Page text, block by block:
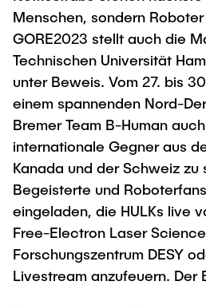
Working at TU Hamburg
Job opportunities
Faculty recruiting
Information for new employees
Internal Information
After Graduation
Career Center
Graduate Academy
Doctoral Degrees
Continuing Education
Good Scientific Practice
Future Lectures
Team
Research & Transfer
Interdisciplinary
"Biobased Processes
Technologies"
Research and Institutes
Management Sciences
Study Programs
Research and Institutes
Mechanical Engineering
Study programs
Research and institutes
Joint School of
How to establish partnerships
Strategy
Contacts & International
Menschen, sondern
GORE2023 stellt auch die
Technischen Universität
unter Beweis. Vom 27. bis
einem spannenden Nord-
Bremer Team B-Human
internationale Gegner aus
Kanada und der Schweiz zu
Begeisterte und
eingeladen, die HULKs live
Free-Electron Laser Science
Forschungszentrum DESY
Livestream anzufeuern. Der